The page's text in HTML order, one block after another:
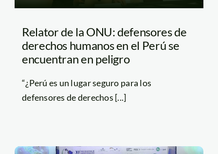
Relator de la ONU: defensores de
derechos humanos en el Perú se
encuentran en peligro
“¿Perú es un lugar seguro para los
defensores de derechos [...]